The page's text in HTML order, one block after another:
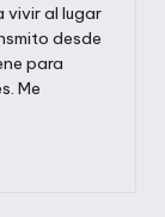
vivir al lugar
desde
para
Me